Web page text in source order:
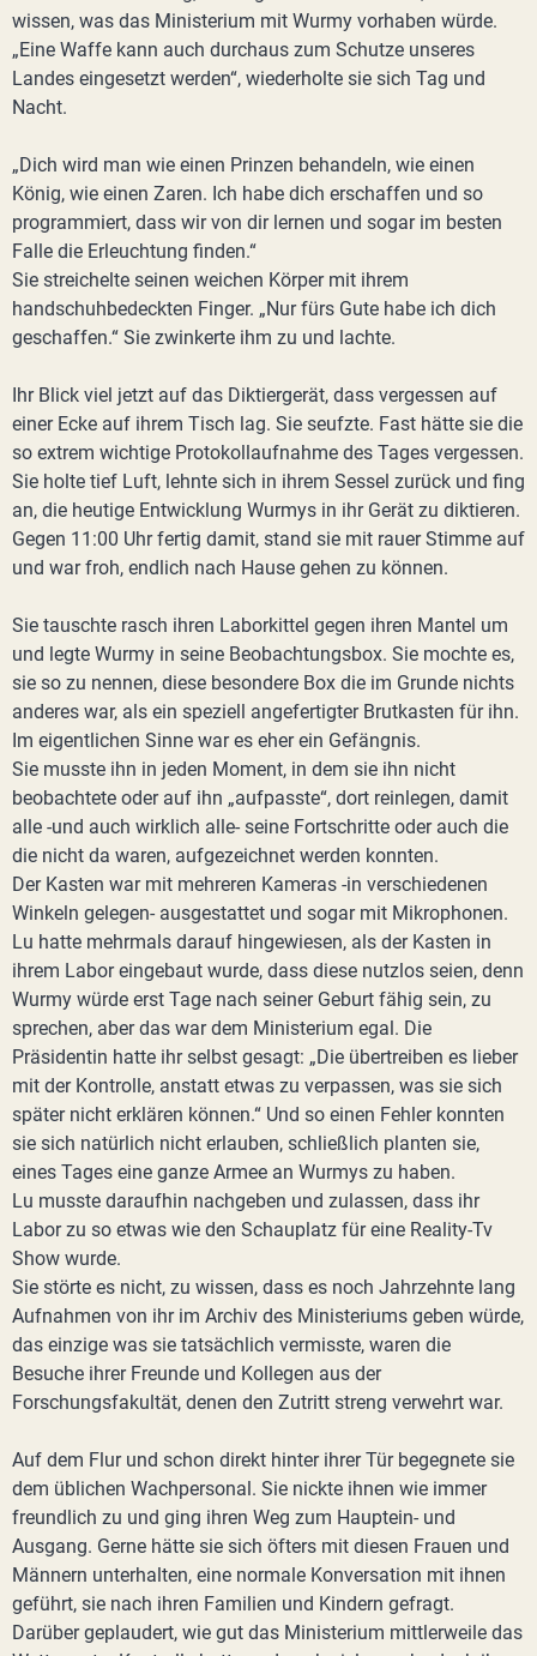
wissen, was das Ministerium mit Wurmy vorhaben würde.
„Eine Waffe kann auch durchaus zum Schutze unseres
Landes eingesetzt werden“, wiederholte sie sich Tag und
Nacht.
„Dich wird man wie einen Prinzen behandeln, wie einen
König, wie einen Zaren. Ich habe dich erschaffen und so
programmiert, dass wir von dir lernen und sogar im besten
Falle die Erleuchtung finden.“
Sie streichelte seinen weichen Körper mit ihrem
handschuhbedeckten Finger. „Nur fürs Gute habe ich dich
geschaffen.“ Sie zwinkerte ihm zu und lachte.
Ihr Blick viel jetzt auf das Diktiergerät, dass vergessen auf
einer Ecke auf ihrem Tisch lag. Sie seufzte. Fast hätte sie die
so extrem wichtige Protokollaufnahme des Tages vergessen.
Sie holte tief Luft, lehnte sich in ihrem Sessel zurück und fing
an, die heutige Entwicklung Wurmys in ihr Gerät zu diktieren.
Gegen 11:00 Uhr fertig damit, stand sie mit rauer Stimme auf
und war froh, endlich nach Hause gehen zu können.
Sie tauschte rasch ihren Laborkittel gegen ihren Mantel um
und legte Wurmy in seine Beobachtungsbox. Sie mochte es,
sie so zu nennen, diese besondere Box die im Grunde nichts
anderes war, als ein speziell angefertigter Brutkasten für ihn.
Im eigentlichen Sinne war es eher ein Gefängnis.
Sie musste ihn in jeden Moment, in dem sie ihn nicht
beobachtete oder auf ihn „aufpasste“, dort reinlegen, damit
alle -und auch wirklich alle- seine Fortschritte oder auch die
die nicht da waren, aufgezeichnet werden konnten.
Der Kasten war mit mehreren Kameras -in verschiedenen
Winkeln gelegen- ausgestattet und sogar mit Mikrophonen.
Lu hatte mehrmals darauf hingewiesen, als der Kasten in
ihrem Labor eingebaut wurde, dass diese nutzlos seien, denn
Wurmy würde erst Tage nach seiner Geburt fähig sein, zu
sprechen, aber das war dem Ministerium egal. Die
Präsidentin hatte ihr selbst gesagt: „Die übertreiben es lieber
mit der Kontrolle, anstatt etwas zu verpassen, was sie sich
später nicht erklären können.“ Und so einen Fehler konnten
sie sich natürlich nicht erlauben, schließlich planten sie,
eines Tages eine ganze Armee an Wurmys zu haben.
Lu musste daraufhin nachgeben und zulassen, dass ihr
Labor zu so etwas wie den Schauplatz für eine Reality-Tv
Show wurde.
Sie störte es nicht, zu wissen, dass es noch Jahrzehnte lang
Aufnahmen von ihr im Archiv des Ministeriums geben würde,
das einzige was sie tatsächlich vermisste, waren die
Besuche ihrer Freunde und Kollegen aus der
Forschungsfakultät, denen den Zutritt streng verwehrt war.
Auf dem Flur und schon direkt hinter ihrer Tür begegnete sie
dem üblichen Wachpersonal. Sie nickte ihnen wie immer
freundlich zu und ging ihren Weg zum Hauptein- und
Ausgang. Gerne hätte sie sich öfters mit diesen Frauen und
Männern unterhalten, eine normale Konversation mit ihnen
geführt, sie nach ihren Familien und Kindern gefragt.
Darüber geplaudert, wie gut das Ministerium mittlerweile das